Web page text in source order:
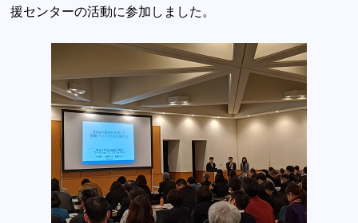
援センターの活動に参加しました。